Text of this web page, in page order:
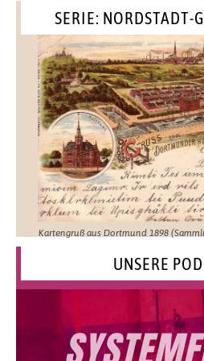
SERIE: NORDSTADT-
Kartengruß aus Dortmund 1898
UNSERE